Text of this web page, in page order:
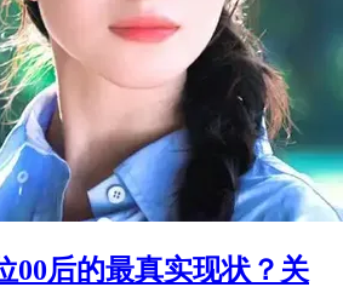
00后的最真实现状？关